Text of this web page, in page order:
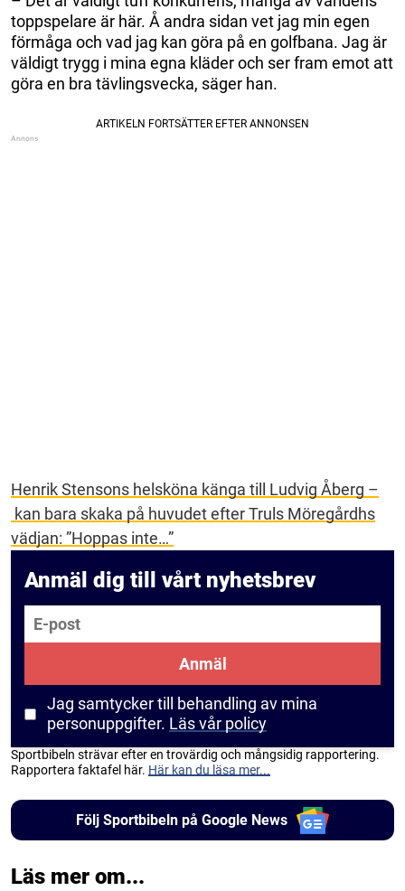
toppspelare är här. Å andra sidan vet jag min egen
förmåga och vad jag kan göra på en golfbana. Jag är
väldigt trygg i mina egna kläder och ser fram emot att
göra en bra tävlingsvecka, säger han.
Henrik Stensons helsköna känga till Ludvig Åberg –
kan bara skaka på huvudet efter Truls Möregårdhs
vädjan: ”Hoppas inte…”
Anmäl dig till vårt nyhetsbrev
E-post
Anmäl
Jag samtycker till behandling av mina
personuppgifter. Läs vår policy
Sportbibeln strävar efter en trovärdig och mångsidig rapportering.
Rapportera faktafel här. Här kan du läsa mer...
Följ Sportbibeln på Google News
Läs mer om...